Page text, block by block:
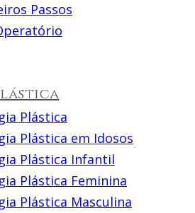
Passos
Plástica
Plástica em Idosos
Plástica Infantil
Plástica Feminina
Plástica Masculina